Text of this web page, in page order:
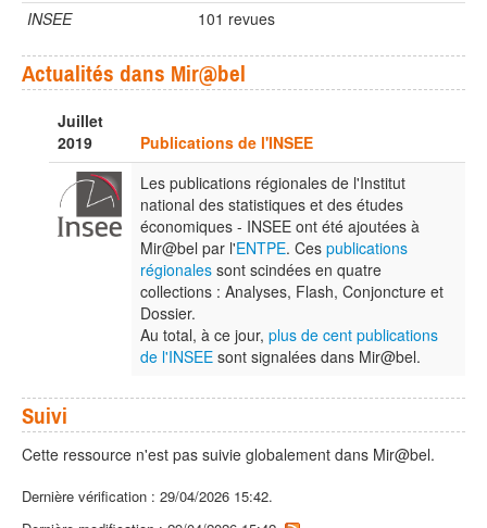
INSEE
101 revues
Actualités dans Mir@bel
Juillet
2019
Publications de l'INSEE
Les publications régionales de l'Institut
national des statistiques et des études
économiques - INSEE ont été ajoutées à
Mir@bel par l'ENTPE. Ces publications
régionales sont scindées en quatre
collections : Analyses, Flash, Conjoncture et
Dossier.
Au total, à ce jour, plus de cent publications
de l'INSEE sont signalées dans Mir@bel.
Suivi
Cette ressource n'est pas suivie globalement dans Mir@bel.
Dernière vérification : 29/04/2026 15:42.